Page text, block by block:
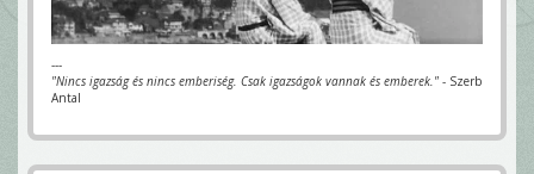
---
"Nincs igazság és nincs emberiség. Csak igazságok vannak és emberek." - Szerb
Antal